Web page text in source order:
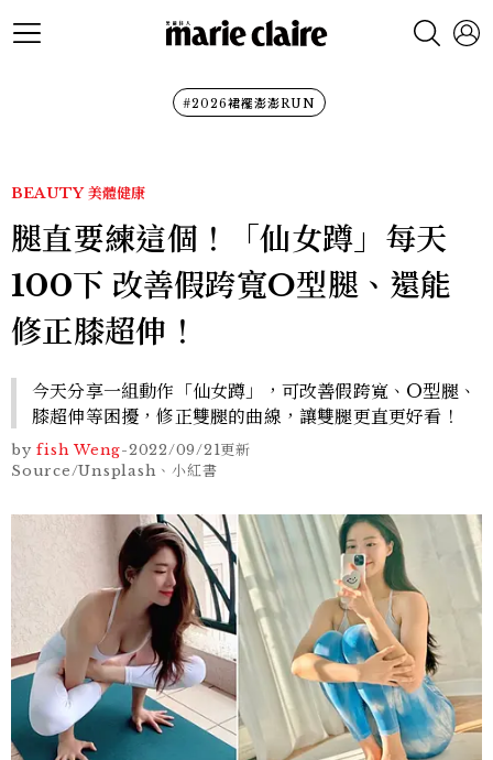
#2026裙襬澎澎RUN
BEAUTY 美體健康
腿直要練這個！「仙女蹲」每天
100下 改善假跨寬O型腿、還能
修正膝超伸！
今天分享一組動作「仙女蹲」，可改善假跨寬、O型腿、
膝超伸等困擾，修正雙腿的曲線，讓雙腿更直更好看！
by fish Weng-2022/09/21更新
Source/Unsplash、小紅書